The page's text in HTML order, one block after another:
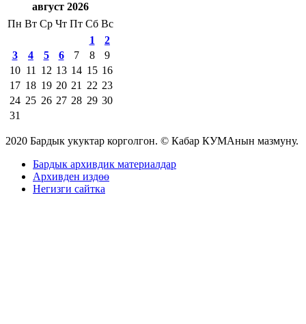
август 2026
Пн Вт Ср Чт Пт Сб Вс
1
2
3
4 5 6 7 8
9
10 11 12 13 14 15 16
17 18 19 20 21 22 23
24 25 26 27 28 29 30
31
2020 Бардык укуктар корголгон. © Кабар КУМАнын мазмуну.
Бардык архивдик материалдар
Архивден издөө
Негизги сайтка